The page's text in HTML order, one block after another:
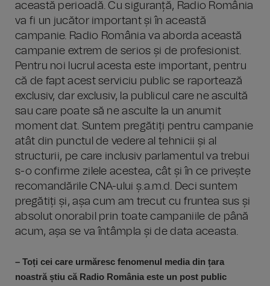
această perioadă. Cu siguranță, Radio România
va fi un jucător important și în această
campanie. Radio România va aborda această
campanie extrem de serios și de profesionist.
Pentru noi lucrul acesta este important, pentru
că de fapt acest serviciu public se raportează
exclusiv, dar exclusiv, la publicul care ne ascultă
sau care poate să ne asculte la un anumit
moment dat. Suntem pregătiți pentru campanie
atât din punctul de vedere al tehnicii și al
structurii, pe care inclusiv parlamentul va trebui
s-o confirme zilele acestea, cât și în ce privește
recomandările CNA-ului ș.a.m.d. Deci suntem
pregătiți și, așa cum am trecut cu fruntea sus și
absolut onorabil prin toate campaniile de până
acum, așa se va întâmpla și de data aceasta.
– Toți cei care urmăresc fenomenul media din țara
noastră știu că Radio România este un post public